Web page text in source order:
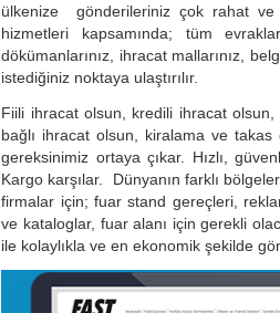
ülkenize gönderileriniz çok rahat ve
hizmetleri kapsamında; tüm
dökümanlarınız, ihracat mallarınız,
istediğiniz noktaya ulaştırılır.
Fiili ihracat olsun, kredili ihracat
bağlı ihracat olsun, kiralama ve
gereksinimiz ortaya çıkar. Hızlı,
Kargo karşılar. Dünyanın farklı
firmalar için; fuar stand gereçleri,
ve kataloglar, fuar alanı için gerekli
ile kolaylıkla ve en ekonomik şekilde